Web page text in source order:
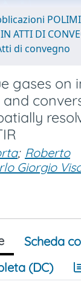
POLIMI
ATTI DI
di convegno
gases on
; Roberto
Giorgio
Scheda
(DC)